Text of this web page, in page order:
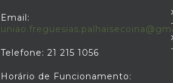
Email:
Telefone: 21 215 1056
Horário de Funcionamento: